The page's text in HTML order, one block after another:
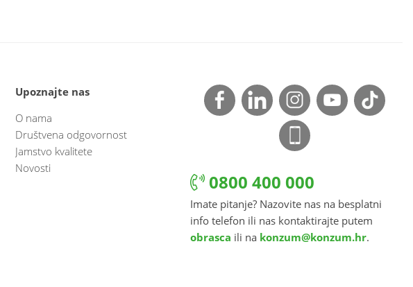
Upoznajte nas
O nama
Društvena odgovornost
Jamstvo kvalitete
Novosti
0800 400 000
Imate pitanje? Nazovite nas na besplatni
info telefon ili nas kontaktirajte putem
obrasca ili na konzum@konzum.hr.